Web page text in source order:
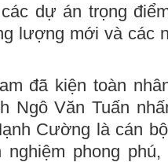
dự án trọng
lượng mới và các
đã kiện toàn
Ngô Văn Tuấn
Cường là cán
phong